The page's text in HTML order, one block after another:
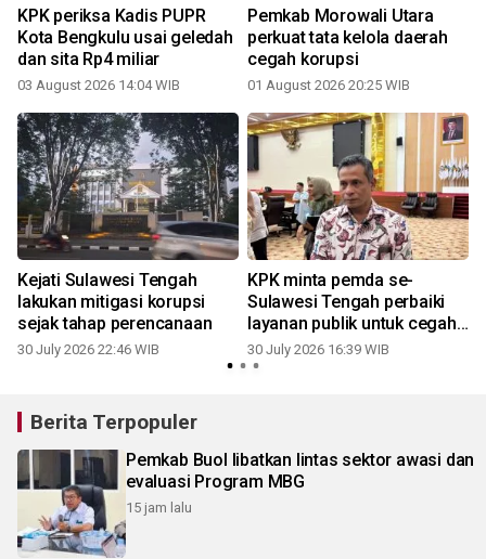
KPK periksa Kadis PUPR
Kota Bengkulu usai geledah
dan sita Rp4 miliar
03 August 2026 14:04 WIB
Pemkab Morowali Utara
perkuat tata kelola daerah
cegah korupsi
01 August 2026 20:25 WIB
Kejati Sulawesi Tengah
lakukan mitigasi korupsi
sejak tahap perencanaan
30 July 2026 22:46 WIB
KPK minta pemda se-
Sulawesi Tengah perbaiki
layanan publik untuk cegah
praktik korupsi
30 July 2026 16:39 WIB
Berita Terpopuler
Pemkab Buol libatkan lintas sektor awasi dan
evaluasi Program MBG
15 jam lalu